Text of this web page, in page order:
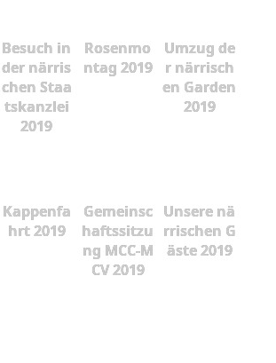
Besuch in
der närris
chen Staa
tskanzlei
2019
Rosenmo
ntag 2019
Umzug de
r närrisch
en Garden
2019
Kappenfa
hrt 2019
Gemeinsc
haftssitzu
ng MCC-M
CV 2019
Unsere nä
rrischen G
äste 2019